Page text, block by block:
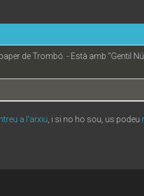
de Trombó. - Està amb "Gentil
a l'arxiu , i si no ho sou, us podeu